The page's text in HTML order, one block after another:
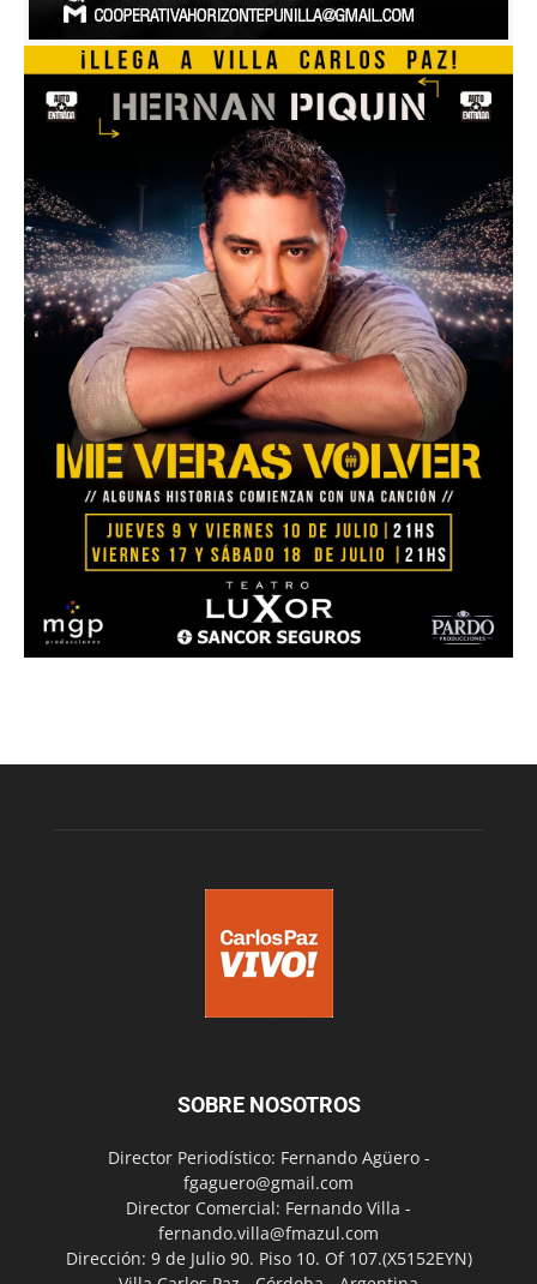
SOBRE NOSOTROS
Director Periodístico: Fernando Agüero -
fgaguero@gmail.com
Director Comercial: Fernando Villa -
fernando.villa@fmazul.com
Dirección: 9 de Julio 90. Piso 10. Of 107.(X5152EYN)